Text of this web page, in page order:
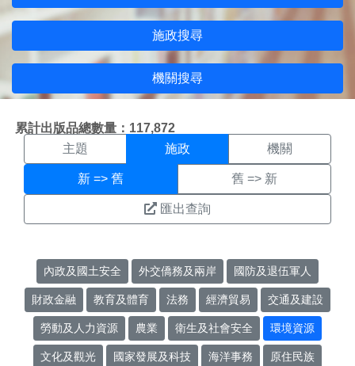
施政搜尋
機關搜尋
累計出版品總數量：117,872
施政搜尋結果頁面
主題 施政 機關
新 => 舊 舊 => 新
匯出查詢
內政及國土安全 外交僑務及兩岸 國防及退伍軍人
財政金融 教育及體育 法務 經濟貿易 交通及建設
勞動及人力資源 農業 衛生及社會安全 環境資源
文化及觀光 國家發展及科技 海洋事務 原住民族